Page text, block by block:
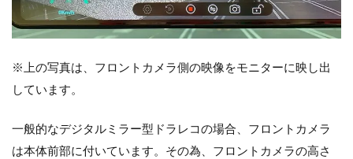
※上の写真は、フロントカメラ側の映像をモニターに映し出
しています。
一般的なデジタルミラー型ドラレコの場合、フロントカメラ
は本体前部に付いています。その為、フロントカメラの高さ